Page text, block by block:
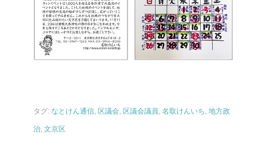
タグ: なとけん通信 区議会 区議会議員 名取けんいち 地方政
治 文京区